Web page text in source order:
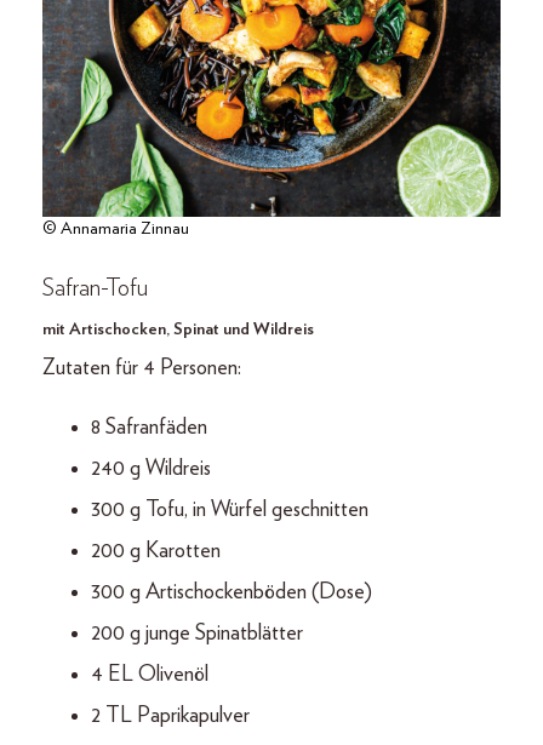
© Annamaria Zinnau
Safran-Tofu
mit Artischocken, Spinat und Wildreis
Zutaten für 4 Personen:
8 Safranfäden
240 g Wildreis
300 g Tofu, in Würfel geschnitten
200 g Karotten
300 g Artischockenböden (Dose)
200 g junge Spinatblätter
4 EL Olivenöl
2 TL Paprikapulver